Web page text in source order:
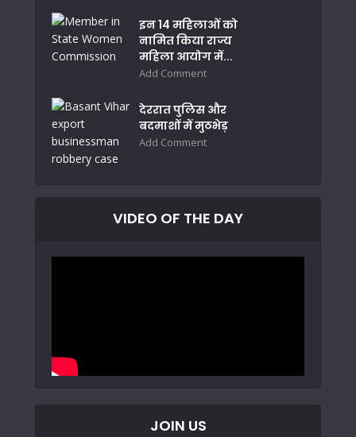
इन 14 महिलाओं को
नामित किया राज्य
महिला आयोग में...
Add Comment
देररात पुलिस और
बदमाशों में मुठभेड़
Add Comment
VIDEO OF THE DAY
JOIN US